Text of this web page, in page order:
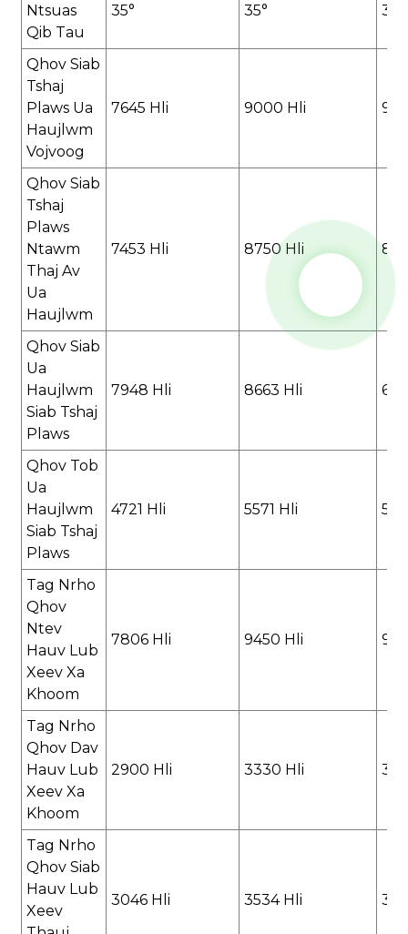
Ntsuas
Qib Tau
35° 35° 35°
Qhov Siab
Tshaj
Plaws Ua
Haujlwm
Vojvoog
7645 Hli 9000 Hli
Qhov Siab
Tshaj
Plaws
Ntawm
Thaj Av
Ua
Haujlwm
7453 Hli 8750 Hli
Qhov Siab
Ua
Haujlwm
Siab Tshaj
Plaws
7948 Hli 8663 Hli
Qhov Tob
Ua
Haujlwm
Siab Tshaj
Plaws
4721 Hli 5571 Hli
Tag Nrho
Qhov
Ntev
Hauv Lub
Xeev Xa
Khoom
7806 Hli 9450 Hli
Tag Nrho
Qhov Dav
Hauv Lub
Xeev Xa
Khoom
2900 Hli 3330 Hli
Tag Nrho
Qhov Siab
Hauv Lub
Xeev
3046 Hli 3534 Hli